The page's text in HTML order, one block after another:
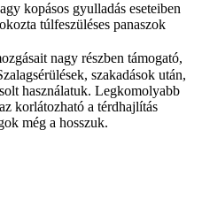
kopásos gyulladás eseteiben
túlfeszüléses panaszok
nagy részben támogató,
szakadások után,
használatuk. Legkomolyabb
korlátozható a térdhajlítás
még a hosszuk.